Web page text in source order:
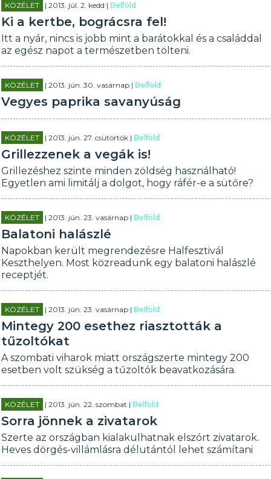
KÖZÉLET | 2013. júl. 2. kedd |Belföld
Ki a kertbe, bográcsra fel!
Itt a nyár, nincs is jobb mint a barátokkal és a családdal
az egész napot a természetben tölteni.
KÖZÉLET | 2013. jún. 30. vasárnap |Belföld
Vegyes paprika savanyúság
KÖZÉLET | 2013. jún. 27. csütörtök |Belföld
Grillezzenek a vegák is!
Grillezéshez szinte minden zöldség használható!
Egyetlen ami limitálj a dolgot, hogy ráfér-e a sütőre?
KÖZÉLET | 2013. jún. 23. vasárnap |Belföld
Balatoni halászlé
Napokban került megrendezésre Halfesztivál
Keszthelyen. Most közreadunk egy balatoni halászlé
receptjét.
KÖZÉLET | 2013. jún. 23. vasárnap |Belföld
Mintegy 200 esethez riasztották a
tűzoltókat
A szombati viharok miatt országszerte mintegy 200
esetben volt szükség a tűzoltók beavatkozására.
KÖZÉLET | 2013. jún. 22. szombat |Belföld
Sorra jönnek a zivatarok
Szerte az országban kialakulhatnak elszórt zivatarok.
Heves dörgés-villámlásra délutántól lehet számítani